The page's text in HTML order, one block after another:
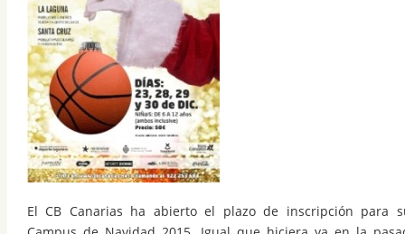
El CB Canarias ha abierto el plazo de inscripción para